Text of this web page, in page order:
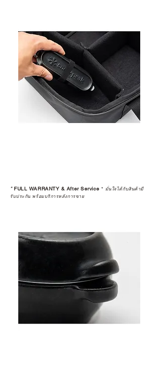
*FULL WARRANTY & After Service * มั่นใจได้กับสินค้ามี
รับประกัน พร้อมบริการหลังการขาย